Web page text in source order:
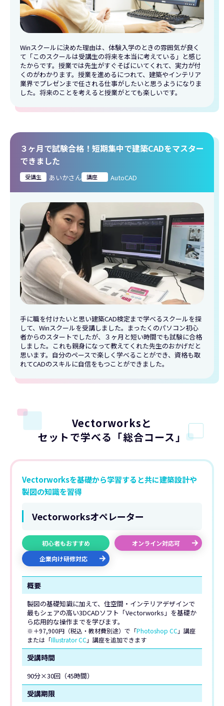
Winスクールに決めた理由は、体験入学のときの雰囲気が良く
て「このスクールは受講生の将来を本当に考えている」と感じ
たからです。授業では先生がすぐそばにいてくれて、実力が付
くのがわかります。授業を進めるにつれて、建築やインテリア
業界でプレゼンまで任される仕事がしたいと思うようになりま
した。将来のことを考えると授業がとても楽しいです。
３ヶ月で試験合格！短期集中で建築CADをマスター
できました
受講生 あいかさん 講座 AutoCAD
手に職を付けたいと思い建築CAD検定まで学べるスクールを探
して、Winスクールを受講しました。まったくのパソコン初心
者からのスタートでしたが、３ヶ月と短い時間でも試験に合格
しました。これも親身になって教えてくれた先生のおかげだと
思います。自分のペースで楽しく学べることができ、資格も取
れてCADのスキルに自信をもつことができました。
Vectorworksと
セットで学べる「総合コース」
Vectorworksを基礎から学習すると共に建築設計や
製図の知識を習得
Vectorworksオペレーター
初心者もおすすめ
オンライン対応可
企業向け研修対応
概要
製図の基礎知識に加えて、住空間・インテリアデザインで
最もシェアの高い3DCADソフト「Vectorworks」を基礎か
ら応用的な操作までを学びます。
※＋97,900円（税込・教材費別途）で「Photoshop CC」講座
または「Illustrator CC」講座を追加できます
受講時間
90分×30回（45時間）
受講期限